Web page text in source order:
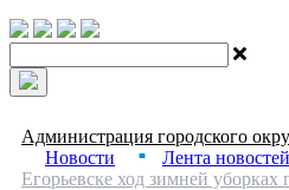
Администрация городского
Новости ■ Лента новостей
Егорьевске ход зимней уборках